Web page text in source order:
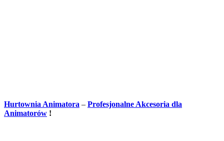
Hurtownia Animatora – Profesjonalne Akcesoria dla
Animatorów !